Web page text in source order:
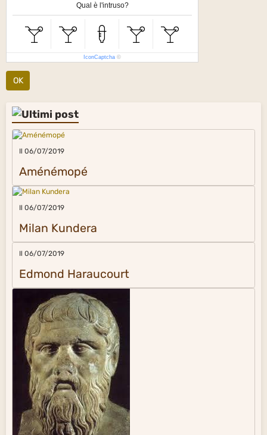
Qual è l'intruso?
IconCaptcha ©
OK
Il 06/07/2019
Aménémopé
Il 06/07/2019
Milan Kundera
Il 06/07/2019
Edmond Haraucourt